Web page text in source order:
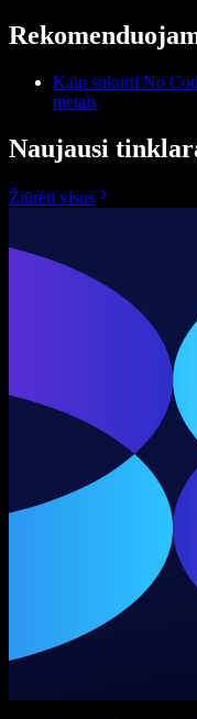
Kaip sukurti No
metais
Naujausi
Žiūrėti visus